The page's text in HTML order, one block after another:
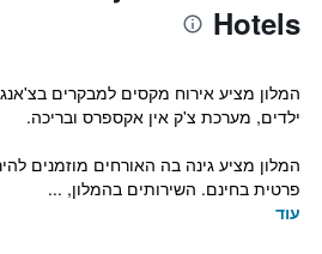
Hotels
המלון מציע אירוח מקסים למבקרים
ילדים, מערכת צ'ק אין אקספרס ובריכה.
המלון מציע גינה בה האורחים מוזמנים
פרטית בחינם. השירותים בהמלון, ...
עוד